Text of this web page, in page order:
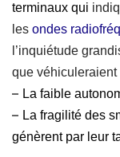
terminaux qui
les ondes
l’inquiétude
que
– La faible
– La fragilité des
génèrent par leur